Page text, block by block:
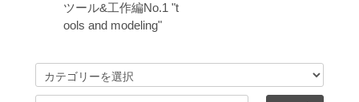
ツール&工作編No.1 "t
ools and modeling"